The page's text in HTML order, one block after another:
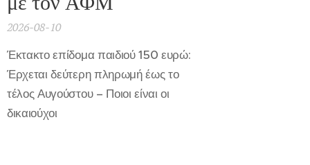
2026-08-10
Έκτακτο επίδομα παιδιού 150 ευρώ:
Έρχεται δεύτερη πληρωμή έως το
τέλος Αυγούστου – Ποιοι είναι οι
δικαιούχοι